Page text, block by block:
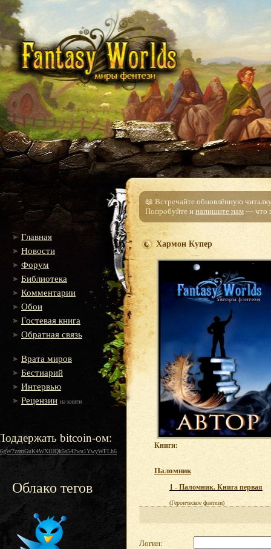
Главная
Новости
Форум
Библиотека
Комментарии
Обои
Гостевая книга
Обратная связь
Врата миров
Бестиарий
Интервью
Рецензии на книги
bitcoin-ом:
Облако тегов
📖 Встречайте обновлённую
Попробуйте и напишите нам — что
Хармон Купер
Книги:
Паломник
1 - Паломник. Книга первая
(Героическое фэнтези)
Логин: